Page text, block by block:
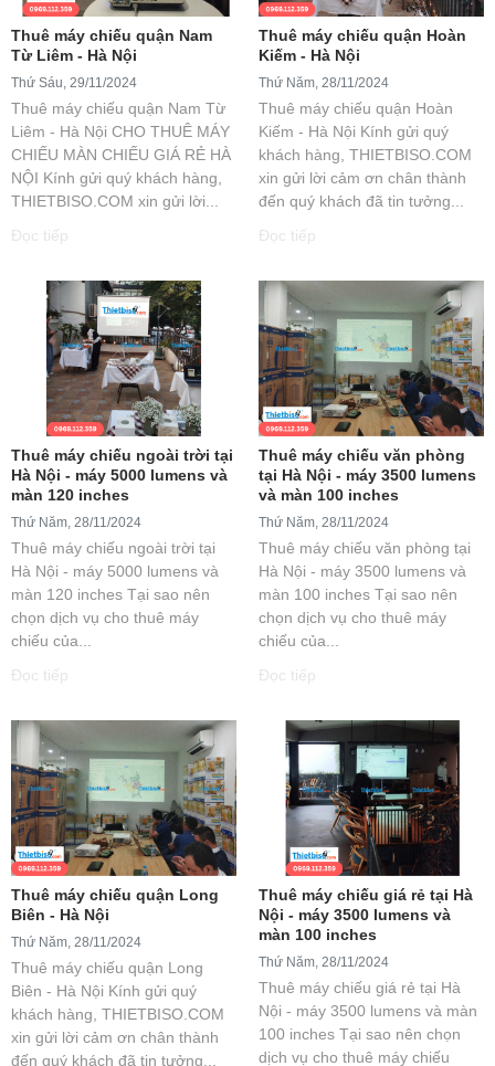
Thuê máy chiếu quận Nam
Từ Liêm - Hà Nội
Thứ Sáu, 29/11/2024
Thuê máy chiếu quận Nam Từ
Liêm - Hà Nội CHO THUÊ MÁY
CHIẾU MÀN CHIẾU GIÁ RẺ HÀ
NỘI Kính gửi quý khách hàng,
THIETBISO.COM xin gửi lời...
Đọc tiếp
Thuê máy chiếu quận Hoàn
Kiếm - Hà Nội
Thứ Năm, 28/11/2024
Thuê máy chiếu quận Hoàn
Kiếm - Hà Nội Kính gửi quý
khách hàng, THIETBISO.COM
xin gửi lời cảm ơn chân thành
đến quý khách đã tin tưởng...
Đọc tiếp
Thuê máy chiếu ngoài trời tại
Hà Nội - máy 5000 lumens và
màn 120 inches
Thứ Năm, 28/11/2024
Thuê máy chiếu ngoài trời tại
Hà Nội - máy 5000 lumens và
màn 120 inches Tại sao nên
chọn dịch vụ cho thuê máy
chiếu của...
Đọc tiếp
Thuê máy chiếu văn phòng
tại Hà Nội - máy 3500 lumens
và màn 100 inches
Thứ Năm, 28/11/2024
Thuê máy chiếu văn phòng tại
Hà Nội - máy 3500 lumens và
màn 100 inches Tại sao nên
chọn dịch vụ cho thuê máy
chiếu của...
Đọc tiếp
Thuê máy chiếu quận Long
Biên - Hà Nội
Thứ Năm, 28/11/2024
Thuê máy chiếu quận Long
Biên - Hà Nội Kính gửi quý
khách hàng, THIETBISO.COM
xin gửi lời cảm ơn chân thành
đến quý khách đã tin tưởng...
Thuê máy chiếu giá rẻ tại Hà
Nội - máy 3500 lumens và
màn 100 inches
Thứ Năm, 28/11/2024
Thuê máy chiếu giá rẻ tại Hà
Nội - máy 3500 lumens và màn
100 inches Tại sao nên chọn
dịch vụ cho thuê máy chiếu